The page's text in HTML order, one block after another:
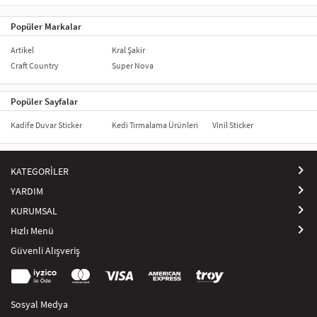
Popüler Markalar
Artikel
Craft Country
Kral Şakir
Super Nova
Popüler Sayfalar
Kadife Duvar Sticker Kedi Tırmalama Ürünleri Vinil Sticker
KATEGORİLER
YARDIM
KURUMSAL
Hızlı Menü
Güvenli Alışveriş
Sosyal Medya